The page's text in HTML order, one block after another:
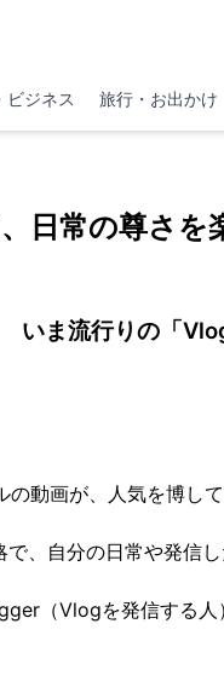
ビジネス 旅行・お出かけ
日常の尊さ
いま流行りの「
動画が、人気を博して
、自分の日常や発信
（Vlogを発信する